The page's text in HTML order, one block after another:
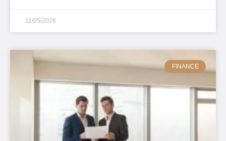
11/05/2026
FINANCE